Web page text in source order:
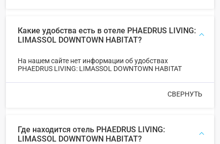
Какие удобства есть в отеле PHAEDRUS LIVING:
LIMASSOL DOWNTOWN HABITAT?
На нашем сайте нет информации об удобствах
PHAEDRUS LIVING: LIMASSOL DOWNTOWN HABITAT
СВЕРНУТЬ
Где находится отель PHAEDRUS LIVING:
LIMASSOL DOWNTOWN HABITAT?